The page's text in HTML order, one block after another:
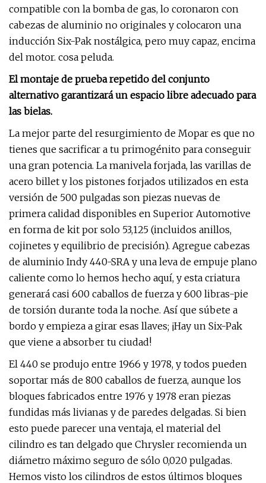
compatible con la bomba de gas, lo coronaron con
cabezas de aluminio no originales y colocaron una
inducción Six-Pak nostálgica, pero muy capaz, encima
del motor. cosa peluda.
El montaje de prueba repetido del conjunto
alternativo garantizará un espacio libre adecuado para
las bielas.
La mejor parte del resurgimiento de Mopar es que no
tienes que sacrificar a tu primogénito para conseguir
una gran potencia. La manivela forjada, las varillas de
acero billet y los pistones forjados utilizados en esta
versión de 500 pulgadas son piezas nuevas de
primera calidad disponibles en Superior Automotive
en forma de kit por solo 53,125 (incluidos anillos,
cojinetes y equilibrio de precisión). Agregue cabezas
de aluminio Indy 440-SRA y una leva de empuje plano
caliente como lo hemos hecho aquí, y esta criatura
generará casi 600 caballos de fuerza y ​​600 libras-pie
de torsión durante toda la noche. Así que súbete a
bordo y empieza a girar esas llaves; ¡Hay un Six-Pak
que viene a absorber tu ciudad!
El 440 se produjo entre 1966 y 1978, y todos pueden
soportar más de 800 caballos de fuerza, aunque los
bloques fabricados entre 1976 y 1978 eran piezas
fundidas más livianas y de paredes delgadas. Si bien
esto puede parecer una ventaja, el material del
cilindro es tan delgado que Chrysler recomienda un
diámetro máximo seguro de sólo 0,020 pulgadas.
Hemos visto los cilindros de estos últimos bloques